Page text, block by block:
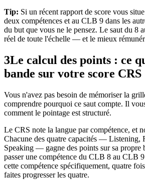
Tip: Si un récent rapport de score vous
deux compétences et au CLB 9 dans les
du but que vous ne le pensez. Le saut du 8
réel de toute l'échelle — et le mieux
3Le calcul des points : ce
bande sur votre score CRS
Vous n'avez pas besoin de mémoriser la
comprendre pourquoi ce saut compte. Il
comment le pointage est structuré.
Le CRS note la langue par compétence, et
Chacune des quatre capacités — Listening,
Speaking — gagne des points sur sa propre
passer une compétence du CLB 8 au CLB
cette compétence spécifiquement, quatre
faites progresser les quatre.